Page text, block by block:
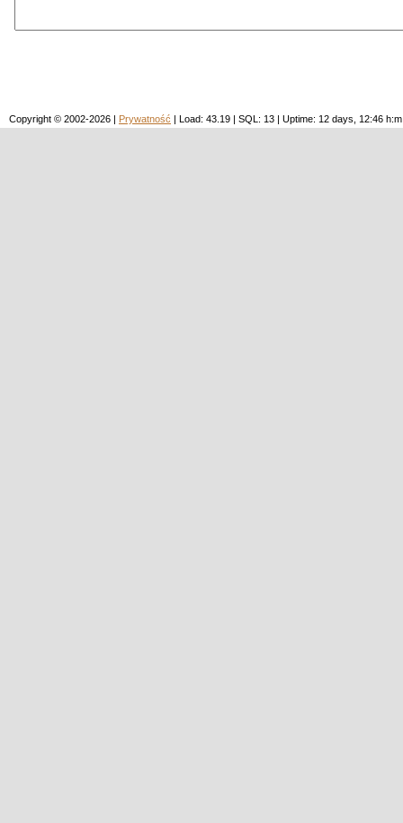
Copyright © 2002-2026 | Prywatność | Load: 43.19 | SQL: 13 | Uptime: 12 days, 12:46